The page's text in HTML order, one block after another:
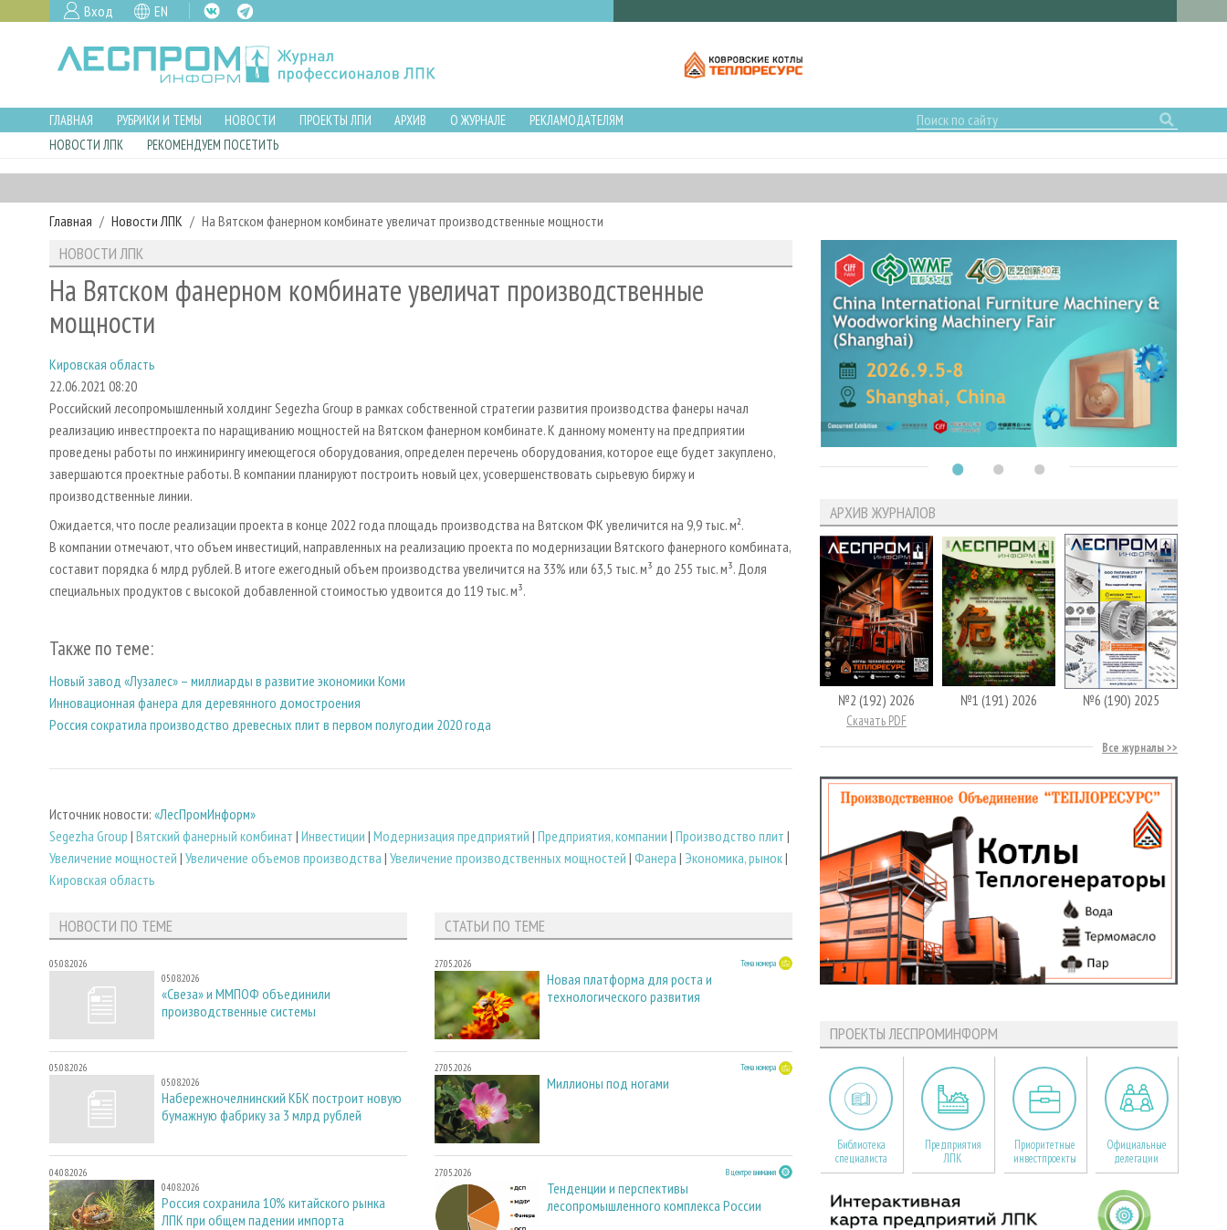
Вход EN
ГЛАВНАЯ РУБРИКИ И ТЕМЫ НОВОСТИ ПРОЕКТЫ ЛПИ АРХИВ О ЖУРНАЛЕ
РЕКЛАМОДАТЕЛЯМ
НОВОСТИ ЛПК
РЕКОМЕНДУЕМ ПОСЕТИТЬ
Главная Новости ЛПК На Вятском фанерном комбинате увеличат производственные мощности
НОВОСТИ ЛПК
На Вятском фанерном комбинате увеличат производственные
мощности
Кировская область
22.06.2021 08:20
Российский лесопромышленный холдинг Segezha Group в рамках собственной стратегии развития производства фанеры начал
реализацию инвестпроекта по наращиванию мощностей на Вятском фанерном комбинате. К данному моменту на предприятии
проведены работы по инжинирингу имеющегося оборудования, определен перечень оборудования, которое еще будет закуплено,
завершаются проектные работы. В компании планируют построить новый цех, усовершенствовать сырьевую биржу и
производственные линии.
Ожидается, что после реализации проекта в конце 2022 года площадь производства на Вятском ФК увеличится на 9,9 тыс. м².
В компании отмечают, что объем инвестиций, направленных на реализацию проекта по модернизации Вятского фанерного комбината,
составит порядка 6 млрд рублей. В итоге ежегодный объем производства увеличится на 33% или 63,5 тыс. м³ до 255 тыс. м³. Доля
специальных продуктов с высокой добавленной стоимостью удвоится до 119 тыс. м³.
Также по теме:
Новый завод «Лузалес» – миллиарды в развитие экономики Коми
Инновационная фанера для деревянного домостроения
Россия сократила производство древесных плит в первом полугодии 2020 года
Источник новости: «ЛесПромИнформ»
Segezha Group | Вятский фанерный комбинат | Инвестиции | Модернизация предприятий | Предприятия, компании | Производство плит |
Увеличение мощностей | Увеличение объемов производства | Увеличение производственных мощностей | Фанера | Экономика, рынок|
Кировская область
НОВОСТИ ПО ТЕМЕ
05.08.2026
05.08.2026
«Свеза» и ММПОФ объединили
производственные системы
05.08.2026
05.08.2026
Набережночелнинский КБК построит новую
бумажную фабрику за 3 млрд рублей
04.08.2026
04.08.2026
Россия сохранила 10% китайского рынка
ЛПК при общем падении импорта
СТАТЬИ ПО ТЕМЕ
27.05.2026 Тема номера
Новая платформа для роста и
технологического развития
27.05.2026 Тема номера
Миллионы под ногами
27.05.2026 В центре внимания
Тенденции и перспективы
лесопромышленного комплекса России
АРХИВ ЖУРНАЛОВ
№2 (192) 2026
Скачать PDF
№1 (191) 2026 №6 (190) 2025
Все журналы
ПРОЕКТЫ ЛЕСПРОМИНФОРМ
Библиотека
специалиста
Предприятия
ЛПК
Приоритетные
инвестпроекты
Официальные
делегации